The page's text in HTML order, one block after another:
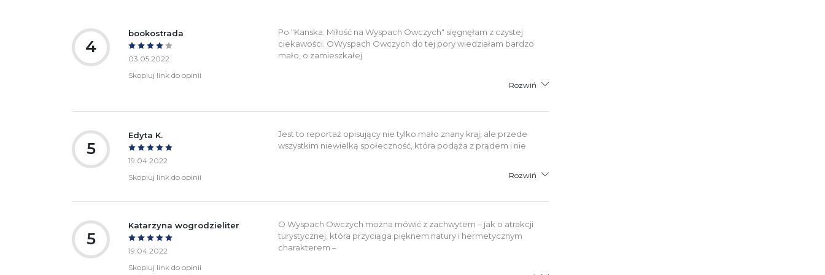
4
bookostrada
03.05.2022
Skopiuj link do opinii
Po "Kanska. Miłość na Wyspach Owczych" sięgnęłam z czystej
ciekawości. OWyspach Owczych do tej pory wiedziałam bardzo
mało, o zamieszkałej
Rozwiń
5
Edyta K.
19.04.2022
Skopiuj link do opinii
Jest to reportaż opisujący nie tylko mało znany kraj, ale przede
wszystkim niewielką społeczność, która podąża z prądem i nie
Rozwiń
5
Katarzyna wogrodzieliter
19.04.2022
Skopiuj link do opinii
O Wyspach Owczych można mówić z zachwytem – jak o atrakcji
turystycznej, która przyciąga pięknem natury i hermetycznym
charakterem –